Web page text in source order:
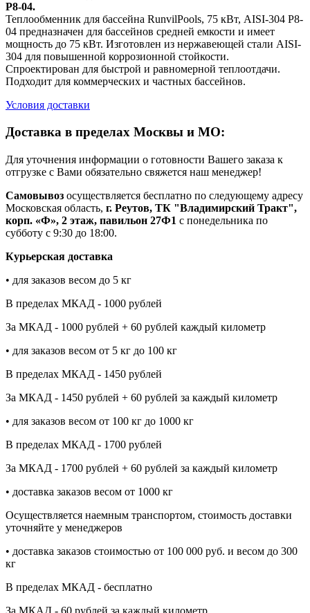
Р8-04.
Теплообменник для бассейна RunvilPools, 75 кВт, AISI-304 Р8-
04 предназначен для бассейнов средней емкости и имеет
мощность до 75 кВт. Изготовлен из нержавеющей стали AISI-
304 для повышенной коррозионной стойкости.
Спроектирован для быстрой и равномерной теплоотдачи.
Подходит для коммерческих и частных бассейнов.
Условия доставки
Доставка в пределах Москвы и МО:
Для уточнения информации о готовности Вашего заказа к
отгрузке с Вами обязательно свяжется наш менеджер!
Самовывоз осуществляется бесплатно по следующему адресу
Московская область, г. Реутов, ТК "Владимирский Тракт",
корп. «Ф», 2 этаж, павильон 27Ф1 с понедельника по
субботу с 9:30 до 18:00.
Курьерская доставка
• для заказов весом до 5 кг
В пределах МКАД - 1000 рублей
За МКАД - 1000 рублей + 60 рублей каждый километр
• для заказов весом от 5 кг до 100 кг
В пределах МКАД - 1450 рублей
За МКАД - 1450 рублей + 60 рублей за каждый километр
• для заказов весом от 100 кг до 1000 кг
В пределах МКАД - 1700 рублей
За МКАД - 1700 рублей + 60 рублей за каждый километр
• доставка заказов весом от 1000 кг
Осуществляется наемным транспортом, стоимость доставки
уточняйте у менеджеров
• доставка заказов стоимостью от 100 000 руб. и весом до 300
кг
В пределах МКАД - бесплатно
За МКАД - 60 рублей за каждый километр